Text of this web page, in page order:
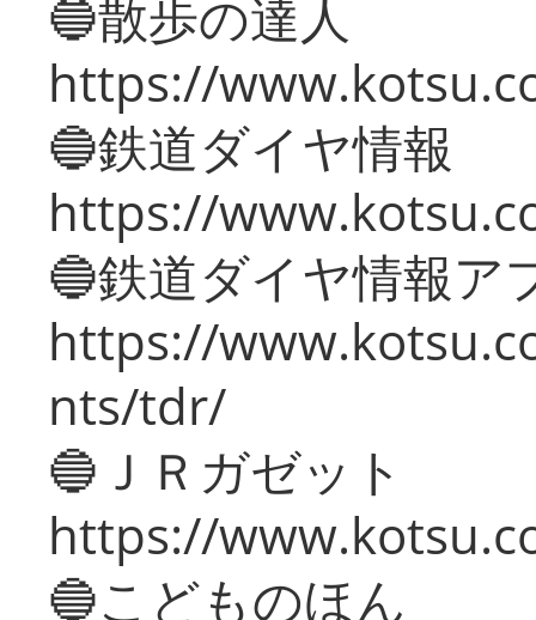
🔵散歩の達人
https://
🔵鉄道ダイヤ情報
https://
🔵鉄道ダイヤ情報ア
https://
nts/tdr/
🔵ＪＲガゼット
https://
🔵こどものほん